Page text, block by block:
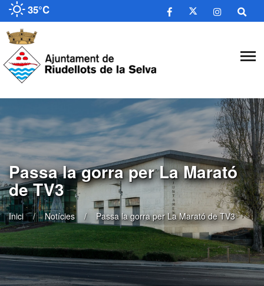
35°C
Passa la gorra per La Marató
de TV3
Inici Notícies Passa la gorra per La Marató de TV3